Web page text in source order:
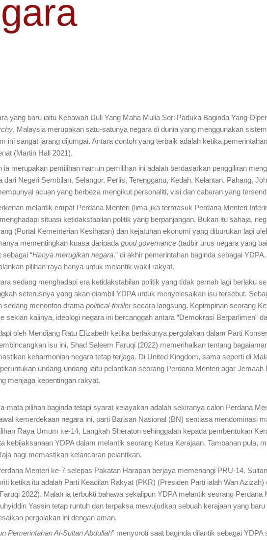
yang baru iaitu Kebawah Duli Yang Maha Mulia Seri Paduka Baginda Yang-
, Malaysia merupakan satu-satunya negara di dunia yang menggunakan
sangat jarang dijumpai. Antara contoh yang terbaik adalah ketika
(Martin Hall 2021).
pemilihan namun pemilihan ini adalah berdasarkan penggiliran
Negeri Sembilan, Selangor, Perlis, Terengganu, Kedah, Kelantan, Pahang,
acuan yang berbeza mengikut personaliti, visi dan cabaran yang
melantik empat Perdana Menteri (lima jika termasuk Perdana Menteri
situasi ketidakstabilan politik yang berpanjangan. Bukan itu sahaja,
(Portal Kementerian Kesihatan) dan kejatuhan ekonomi yang diburukan lagi
mementingkan kuasa daripada good governance (tadbir urus negara yang
“Hanya merugikan negara.” di akhir pemerintahan baginda sebagai
pilihan raya hanya untuk melantik wakil rakyat.
menghadapi era ketidakstabilan politik yang tidak pernah lagi berlaku
seterusnya yang akan diambil YDPA untuk menyelesaikan isu tersebut.
sedang menonton drama political-thrillersecara langsung. Kepimpinan seorang
kalinya, ideologi negara ini bercanggah antara “Demokrasi Berparlimen”
Mendiang Ratu Elizabeth ketika berlakunya pergolakan dalam Parti
isu ini, Shad Saleem Faruqi (2022) memerihalkan tentang
keharmonian negara tetap terjaga. Di United Kingdom, sama seperti di
undang-undang iaitu pelantikan seorang Perdana Menteri agar
menjaga kepentingan rakyat.
pilihan baginda tetapi syarat kelayakan adalah sekiranya calon Perdana
kemerdekaan negara ini, parti Barisan Nasional (BN) sentiasa mendominasi
Raya Umum ke-14, Langkah Sheraton sehinggalah kepada pembentukan
YDPA dalam melantik seorang Ketua Kerajaan. Tambahan pula,
bagi memastikan kelancaran pelantikan.
Menteri ke-7 selepas Pakatan Harapan berjaya memenangi PRU-14.
ketika itu adalah Parti Keadilan Rakyat (PKR) (Presiden Parti ialah Wan
2022). Malah ia terbukti bahawa sekalipun YDPA melantik seorang
Yassin tetap runtuh dan terpaksa mewujudkan sebuah kerajaan yang
pergolakan ini dengan aman.
Pemerintahan Al-Sultan Abdullah” menyoroti saat baginda dilantik sebagai